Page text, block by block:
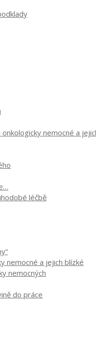
nemocné a
léčbě
nemocné a jejich blízké
nemocných
do práce